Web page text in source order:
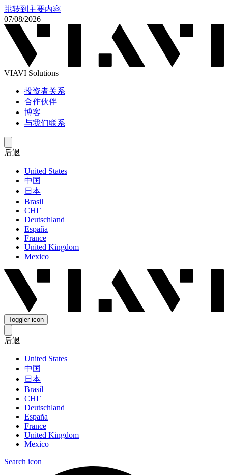
跳转到主要内容
07/08/2026
VIAVI Solutions
投资者关系
合作伙伴
博客
与我们联系
后退
United States
中国
日本
Brasil
СНГ
Deutschland
España
France
United Kingdom
Mexico
Toggler icon
后退
United States
中国
日本
Brasil
СНГ
Deutschland
España
France
United Kingdom
Mexico
Search icon